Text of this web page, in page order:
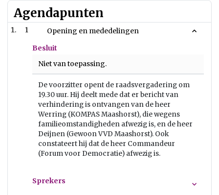
Agendapunten
1
Opening en mededelingen
Besluit
Niet van toepassing.
De voorzitter opent de raadsvergadering om
19.30 uur. Hij deelt mede dat er bericht van
verhindering is ontvangen van de heer
Werring (KOMPAS Maashorst), die wegens
familieomstandigheden afwezig is, en de heer
Deijnen (Gewoon VVD Maashorst). Ook
constateert hij dat de heer Commandeur
(Forum voor Democratie) afwezig is.
Sprekers